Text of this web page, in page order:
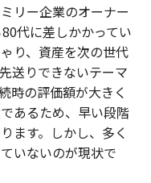
リー企業のオーナー
代に差しかかってい
り、資産を次の世代
送りできないテーマ
時の評価額が大きく
あるため、早い段階
ます。しかし、多く
いないのが現状で